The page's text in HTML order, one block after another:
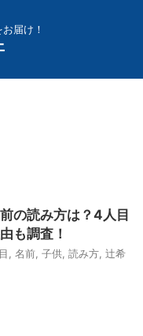
届け！
の読み方は？4人目
も調査！
名前 子供 読み方 辻希